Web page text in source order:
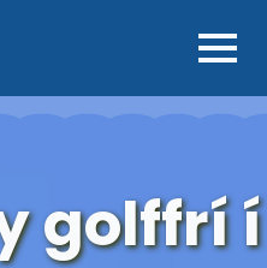
golffrí í